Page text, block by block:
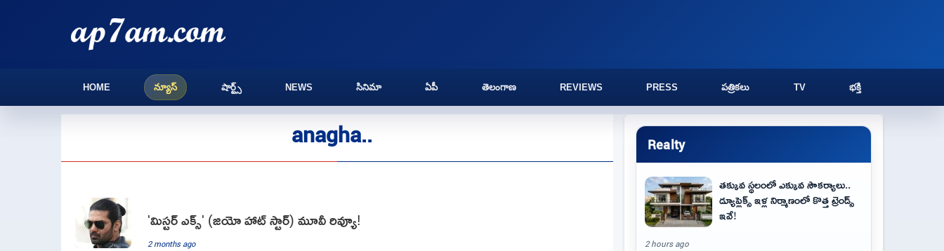
HOME న్యూస్ షార్ట్స్ NEWS సినిమా ఏపీ తెలంగాణ REVIEWS PRESS పత్రికలు TV భక్తి
anagha..
'మిస్టర్ ఎక్స్' (జియో హాట్ స్టార్) మూవీ రివ్యూ!
2 months ago
Realty
తక్కువ స్థలంలో ఎక్కువ సౌకర్యాలు..
డ్యూప్లెక్స్ ఇళ్ల నిర్మాణంలో కొత్త ట్రెండ్స్
ఇవే!
2 hours ago